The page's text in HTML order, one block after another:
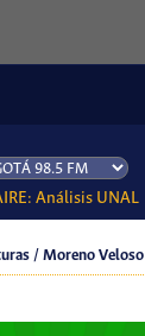
Análisis UNAL
/ Moreno Veloso